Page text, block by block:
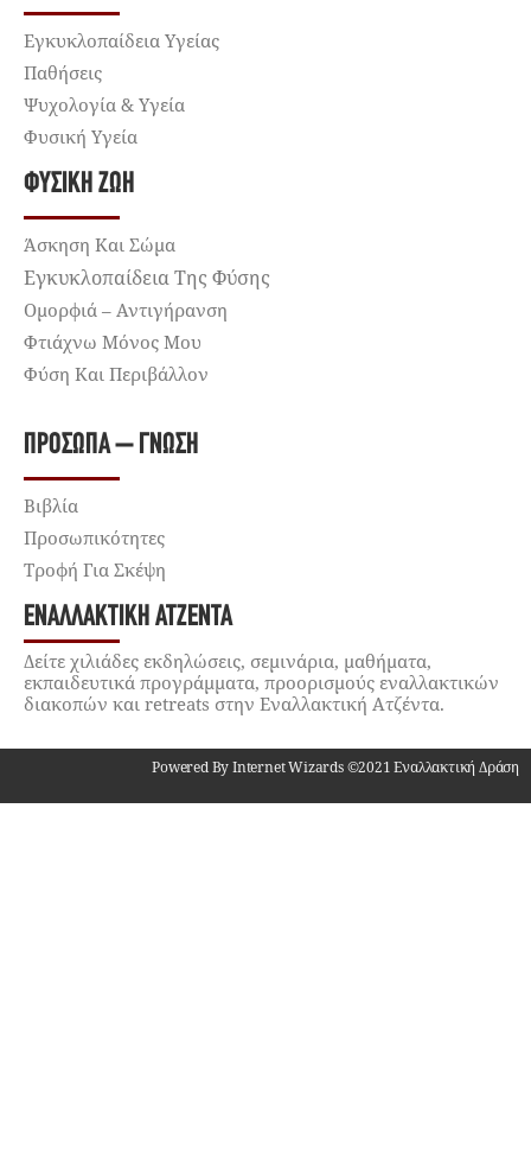
Εγκυκλοπαίδεια Υγείας
Παθήσεις
Ψυχολογία & Υγεία
Φυσική Υγεία
ΦΥΣΙΚΉ ΖΩΉ
Άσκηση Και Σώμα
Εγκυκλοπαίδεια Της Φύσης
Ομορφιά – Αντιγήρανση
Φτιάχνω Μόνος Μου
Φύση Και Περιβάλλον
ΠΡΌΣΩΠΑ – ΓΝΏΣΗ
Βιβλία
Προσωπικότητες
Τροφή Για Σκέψη
ΕΝΑΛΛΑΚΤΙΚΉ ΑΤΖΈΝΤΑ
Δείτε χιλιάδες εκδηλώσεις, σεμινάρια, μαθήματα,
εκπαιδευτικά προγράμματα, προορισμούς εναλλακτικών
διακοπών και retreats στην Εναλλακτική Ατζέντα.
Powered By Internet Wizards ©2021 Εναλλακτική Δράση